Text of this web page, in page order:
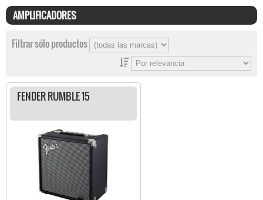
AMPLIFICADORES
Filtrar sólo productos
FENDER RUMBLE 15